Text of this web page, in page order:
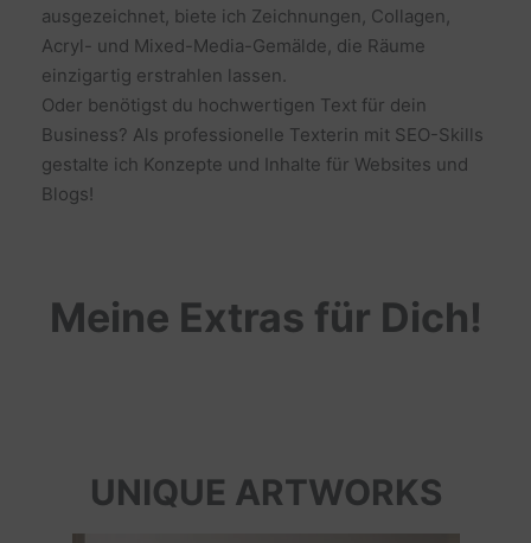
ausgezeichnet, biete ich Zeichnungen, Collagen,
Acryl- und Mixed-Media-Gemälde, die Räume
einzigartig erstrahlen lassen.
Oder benötigst du hochwertigen Text für dein
Business? Als professionelle Texterin mit SEO-Skills
gestalte ich Konzepte und Inhalte für Websites und
Blogs!
Meine Extras für Dich!
UNIQUE ARTWORKS